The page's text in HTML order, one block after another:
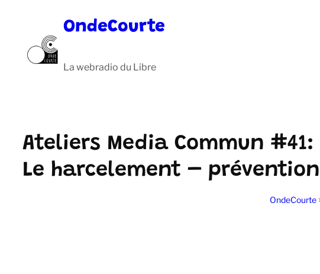
OndeCourte
La webradio du Libre
Ateliers Media Commun #41:
Le harcelement –
OndeCourte